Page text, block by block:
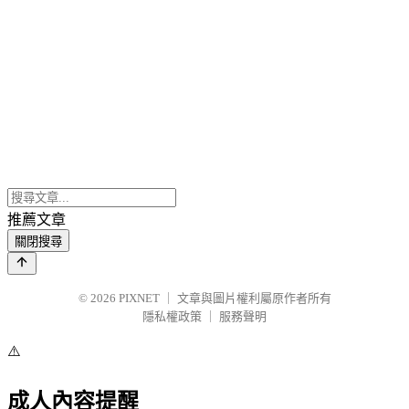
推薦文章
關閉搜尋
© 2026 PIXNET
文章與圖片權利屬原作者所有
隱私權政策
服務聲明
⚠️
成人內容提醒